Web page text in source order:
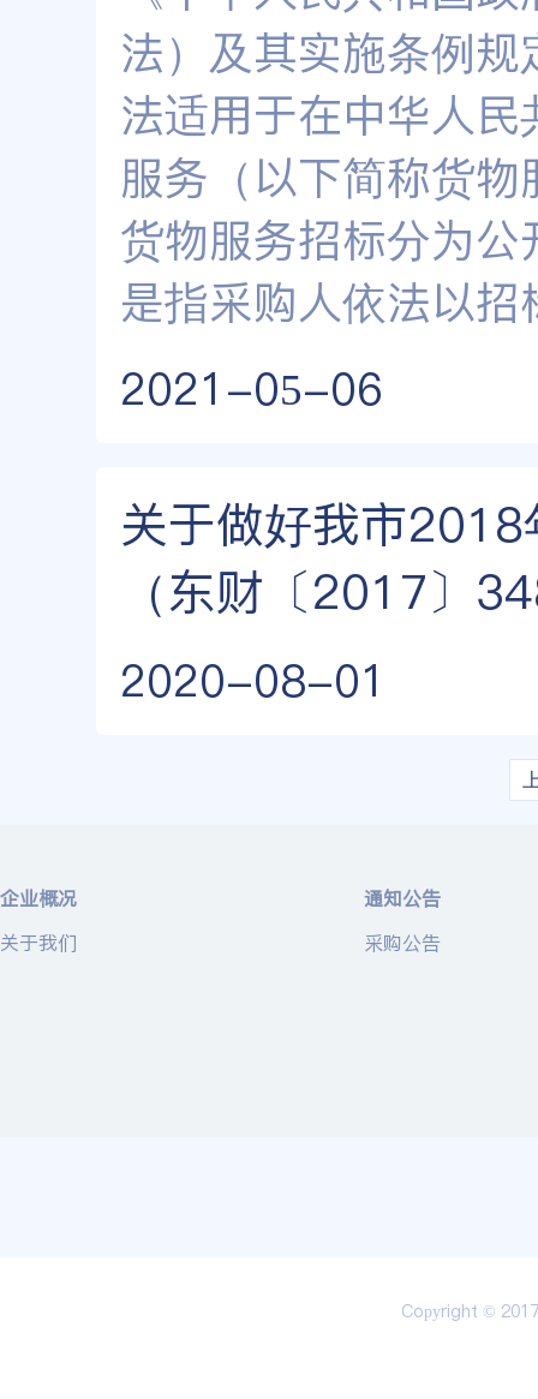
法）及其实施条例
法适用于在中华人
服务（以下简称货
货物服务招标分为
是指采购人依法以招
2021-05-06
关于做好我市
（东财〔2017〕
2020-08-01
企业概况
关于我们
通知公告
采购公告
Copyright ©